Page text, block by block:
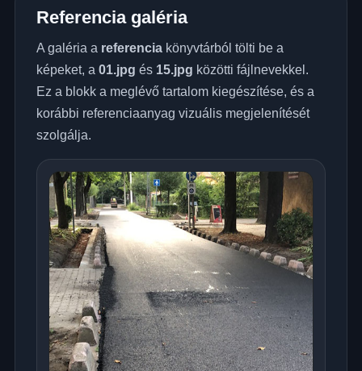
Referencia galéria
A galéria a referenciakönyvtárból tölti be a
képeket, a 01.jpg és 15.jpg közötti fájlnevekkel.
Ez a blokk a meglévő tartalom kiegészítése, és a
korábbi referenciaanyag vizuális megjelenítését
szolgálja.